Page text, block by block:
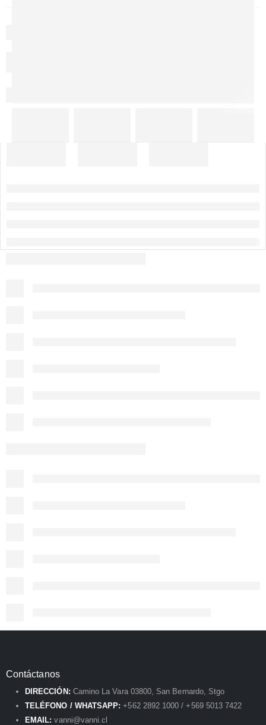
Contáctanos
DIRECCIÓN: Camino La Vara 03800, San Bernardo, Stgo
TELÉFONO / WHATSAPP: +562 2892 1000 / +569 5013 7422
EMAIL: vanni@vanni.cl